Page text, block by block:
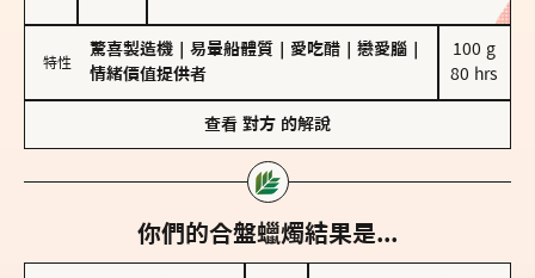
特性
驚喜製造機 易暈船體質 愛吃醋 戀愛腦
情緒價值提供者
100 g
80 hrs
查看 對方 的解說
你們的合盤蠟燭結果是...